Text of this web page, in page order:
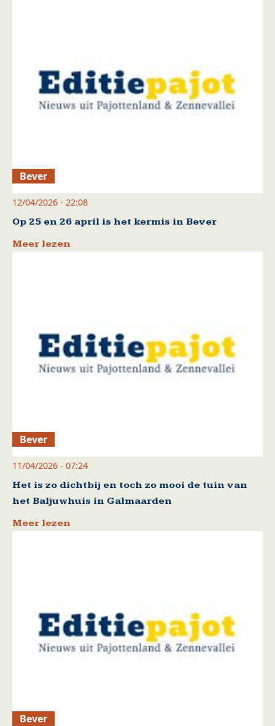
Bever
12/04/2026 - 22:08
Op 25 en 26 april is het kermis in Bever
Meer lezen
Bever
11/04/2026 - 07:24
Het is zo dichtbij en toch zo mooi de tuin van
het Baljuwhuis in Galmaarden
Meer lezen
Bever